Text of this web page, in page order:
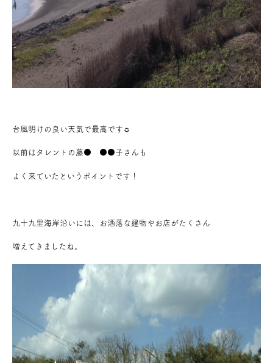
台風明けの良い天気で最高です☼
以前はタレントの藤● ●●子さんも
よく来ていたというポイントです！
九十九里海岸沿いには、お洒落な建物やお店がたくさん
増えてきましたね。